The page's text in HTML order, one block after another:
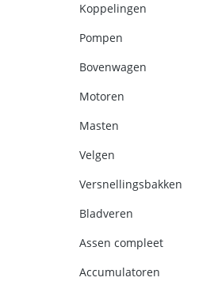
Koppelingen
Pompen
Bovenwagen
Motoren
Masten
Velgen
Versnellingsbakken
Bladveren
Assen compleet
Accumulatoren